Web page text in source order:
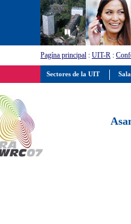
Pagína principal : UIT-R :
Sectores de la UIT